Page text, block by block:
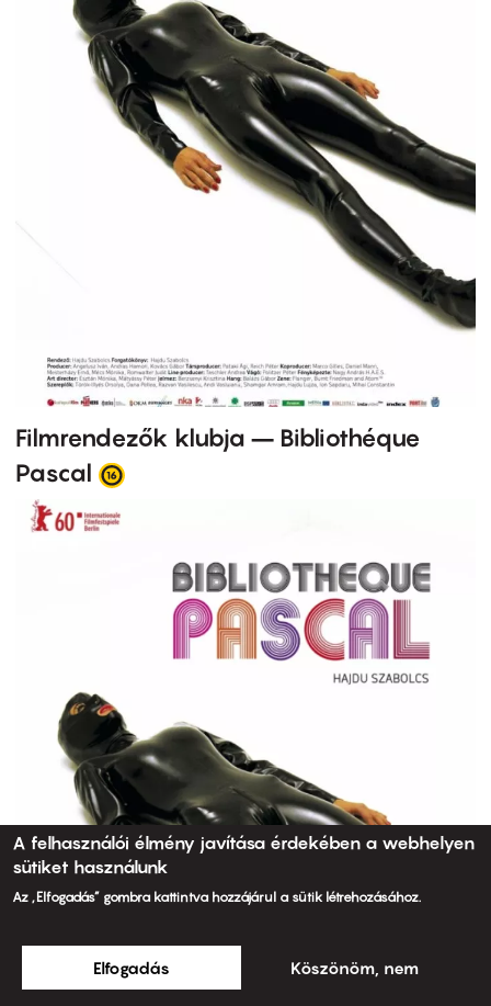
Filmrendezők klubja – Bibliothéque
Pascal
A felhasználói élmény javítása érdekében a webhelyen
sütiket használunk
Az „Elfogadás” gombra kattintva hozzájárul a sütik létrehozásához.
Elfogadás Köszönöm, nem